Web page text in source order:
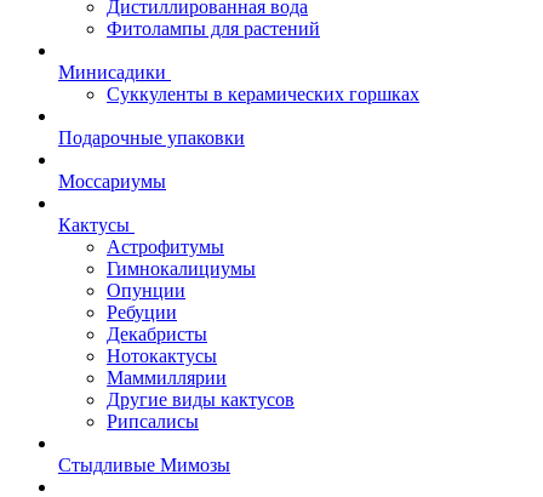
Дистиллированная вода
Фитолампы для растений
Минисадики
Суккуленты в керамических горшках
Подарочные упаковки
Моссариумы
Кактусы
Астрофитумы
Гимнокалициумы
Опунции
Ребуции
Декабристы
Нотокактусы
Маммиллярии
Другие виды кактусов
Рипсалисы
Стыдливые Мимозы